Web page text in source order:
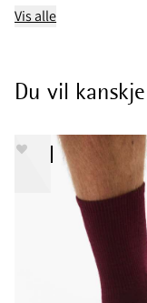
Vis alle
Du vil
NY STIL